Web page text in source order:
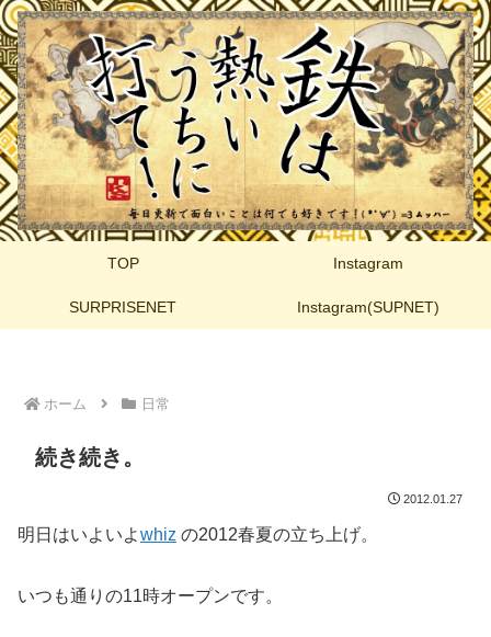
TOP Instagram
SURPRISENET Instagram(SUPNET)
ホーム 日常
続き続き。
2012.01.27
明日はいよいよwhiz の2012春夏の立ち上げ。
いつも通りの11時オープンです。